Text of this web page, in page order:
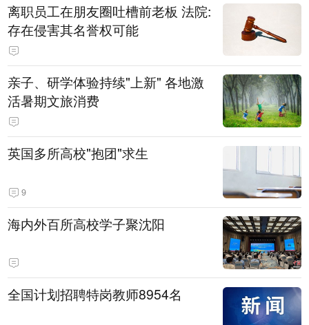
离职员工在朋友圈吐槽前老板 法院:
存在侵害其名誉权可能
亲子、研学体验持续"上新" 各地激
活暑期文旅消费
英国多所高校"抱团"求生
9
海内外百所高校学子聚沈阳
全国计划招聘特岗教师8954名